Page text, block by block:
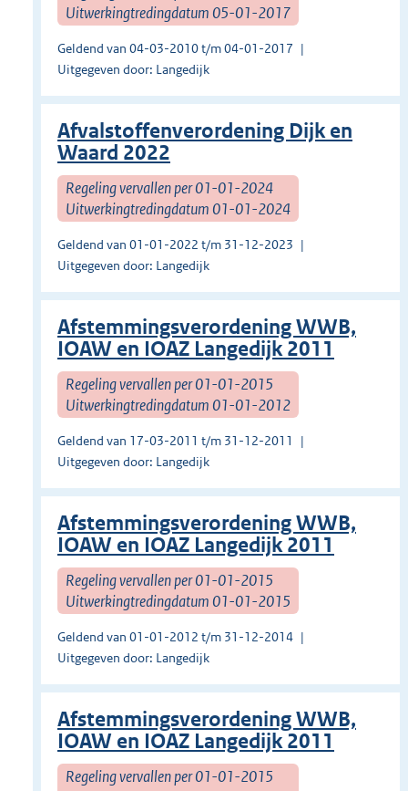
Uitwerkingtredingdatum 05-01-2017
Geldend van 04-03-2010 t/m 04-01-2017
Uitgegeven door: Langedijk
Afvalstoffenverordening Dijk en
Waard 2022
Regeling vervallen per 01-01-2024
Uitwerkingtredingdatum 01-01-2024
Geldend van 01-01-2022 t/m 31-12-2023
Uitgegeven door: Langedijk
Afstemmingsverordening WWB,
IOAW en IOAZ Langedijk 2011
Regeling vervallen per 01-01-2015
Uitwerkingtredingdatum 01-01-2012
Geldend van 17-03-2011 t/m 31-12-2011
Uitgegeven door: Langedijk
Afstemmingsverordening WWB,
IOAW en IOAZ Langedijk 2011
Regeling vervallen per 01-01-2015
Uitwerkingtredingdatum 01-01-2015
Geldend van 01-01-2012 t/m 31-12-2014
Uitgegeven door: Langedijk
Afstemmingsverordening WWB,
IOAW en IOAZ Langedijk 2011
Regeling vervallen per 01-01-2015